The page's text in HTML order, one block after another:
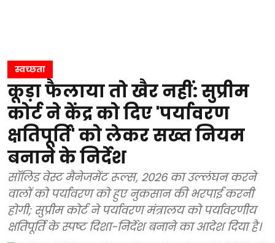
स्वच्छता
कूड़ा फैलाया तो खैर नहीं: सुप्रीम
कोर्ट ने केंद्र को दिए 'पर्यावरण
क्षतिपूर्ति' को लेकर सख्त नियम
बनाने के निर्देश
सॉलिड वेस्ट मैनेजमेंट रूल्स, 2026 का उल्लंघन करने
वालों को पर्यावरण को हुए नुकसान की भरपाई करनी
होगी; सुप्रीम कोर्ट ने पर्यावरण मंत्रालय को पर्यावरणीय
क्षतिपूर्ति के स्पष्ट दिशा-निर्देश बनाने का आदेश दिया है।